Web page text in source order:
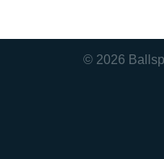
© 2026